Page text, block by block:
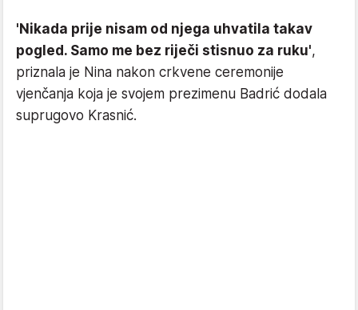
'Nikada prije nisam od njega uhvatila takav
pogled. Samo me bez riječi stisnuo za ruku',
priznala je Nina nakon crkvene ceremonije
vjenčanja koja je svojem prezimenu Badrić dodala
suprugovo Krasnić.